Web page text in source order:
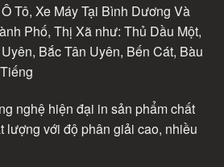
Tô, Xe Máy Tại Bình Dương Và
Phố, Thị Xã như: Thủ Dầu Một,
Bắc Tân Uyên, Bến Cát, Bàu
nghệ hiện đại in sản phẩm chất
lượng với độ phân giải cao, nhiều